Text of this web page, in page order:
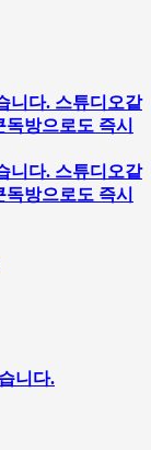
니다. 스튜디오같
방으로도 즉시
니다. 스튜디오같
방으로도 즉시
니다.